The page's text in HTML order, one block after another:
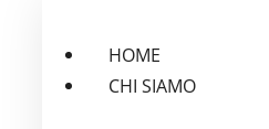
HOME
CHI SIAMO